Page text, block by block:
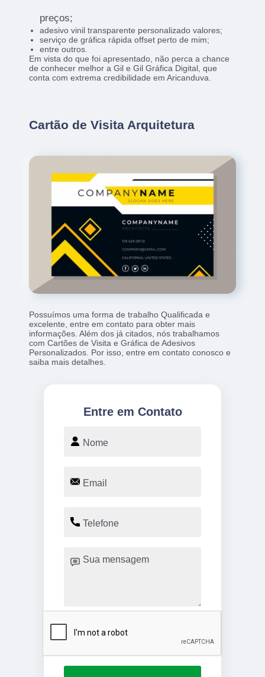
preços;
adesivo vinil transparente personalizado valores;
serviço de gráfica rápida offset perto de mim;
entre outros.
Em vista do que foi apresentado, não perca a chance
de conhecer melhor a Gil e Gil Gráfica Digital, que
conta com extrema credibilidade em Aricanduva.
Cartão de Visita Arquitetura
Possuímos uma forma de trabalho Qualificada e
excelente, entre em contato para obter mais
informações. Além dos já citados, nós trabalhamos
com Cartões de Visita e Gráfica de Adesivos
Personalizados. Por isso, entre em contato conosco e
saiba mais detalhes.
Entre em Contato